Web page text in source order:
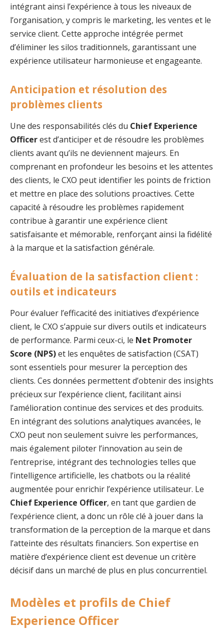
intégrant ainsi l’expérience à tous les niveaux de
l’organisation, y compris le marketing, les ventes et le
service client. Cette approche intégrée permet
d’éliminer les silos traditionnels, garantissant une
expérience utilisateur harmonieuse et engageante.
Anticipation et résolution des
problèmes clients
Une des responsabilités clés du Chief Experience
Officerest d’anticiper et de résoudre les problèmes
clients avant qu’ils ne deviennent majeurs. En
comprenant en profondeur les besoins et les attentes
des clients, le CXO peut identifier les points de friction
et mettre en place des solutions proactives. Cette
capacité à résoudre les problèmes rapidement
contribue à garantir une expérience client
satisfaisante et mémorable, renforçant ainsi la fidélité
à la marque et la satisfaction générale.
Évaluation de la satisfaction client :
outils et indicateurs
Pour évaluer l’efficacité des initiatives d’expérience
client, le CXO s’appuie sur divers outils et indicateurs
de performance. Parmi ceux-ci, le Net Promoter
Score (NPS)et les enquêtes de satisfaction (CSAT)
sont essentiels pour mesurer la perception des
clients. Ces données permettent d’obtenir des insights
précieux sur l’expérience client, facilitant ainsi
l’amélioration continue des services et des produits.
En intégrant des solutions analytiques avancées, le
CXO peut non seulement suivre les performances,
mais également piloter l’innovation au sein de
l’entreprise, intégrant des technologies telles que
l’intelligence artificielle, les chatbots ou la réalité
augmentée pour enrichir l’expérience utilisateur. Le
Chief Experience Officer, en tant que gardien de
l’expérience client, a donc un rôle clé à jouer dans la
transformation de la perception de la marque et dans
l’atteinte des résultats financiers. Son expertise en
matière d’expérience client est devenue un critère
décisif dans un marché de plus en plus concurrentiel.
Modèles et profils de Chief
Experience Officer